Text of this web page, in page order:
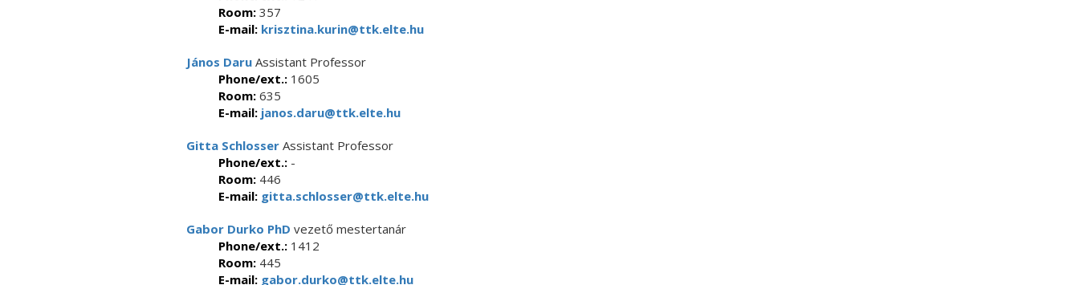
Room: 357
E-mail: krisztina.kurin@ttk.elte.hu
János Daru Assistant Professor
Phone/ext.: 1605
Room: 635
E-mail: janos.daru@ttk.elte.hu
Gitta Schlosser Assistant Professor
Phone/ext.: -
Room: 446
E-mail: gitta.schlosser@ttk.elte.hu
Gabor Durko PhD vezető mestertanár
Phone/ext.: 1412
Room: 445
E-mail: gabor.durko@ttk.elte.hu